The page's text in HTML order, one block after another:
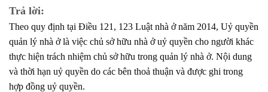
Trả lời:
Theo quy định tại Điều 121, 123 Luật nhà ở năm 2014, Uỷ quyền
quản lý nhà ở là việc chủ sở hữu nhà ở uỷ quyền cho người khác
thực hiện trách nhiệm chủ sở hữu trong quản lý nhà ở. Nội dung
và thời hạn uỷ quyền do các bên thoả thuận và được ghi trong
hợp đồng uỷ quyền.